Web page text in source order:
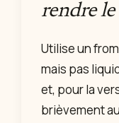
rendre
Utilise un
mais pas
et, pour la
brièvement